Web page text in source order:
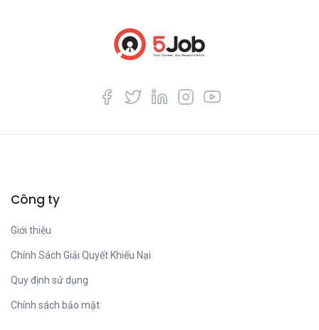
Công ty
Giới thiệu
Chính Sách Giải Quyết Khiếu Nại
Quy định sử dụng
Chính sách bảo mật